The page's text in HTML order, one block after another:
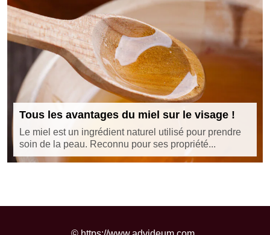
Tous les avantages du miel sur le visage !
Le miel est un ingrédient naturel utilisé pour prendre
soin de la peau. Reconnu pour ses propriété...